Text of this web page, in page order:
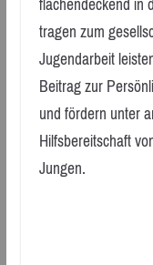
tragen zum
Jugendarbeit
Beitrag zur
und fördern unter
Hilfsbereitschaft
Jungen.